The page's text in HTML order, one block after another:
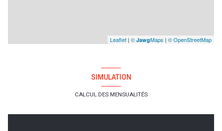
Leaflet | © JawgMaps | © OpenStreetMap
SIMULATION
CALCUL DES MENSUALITÉS